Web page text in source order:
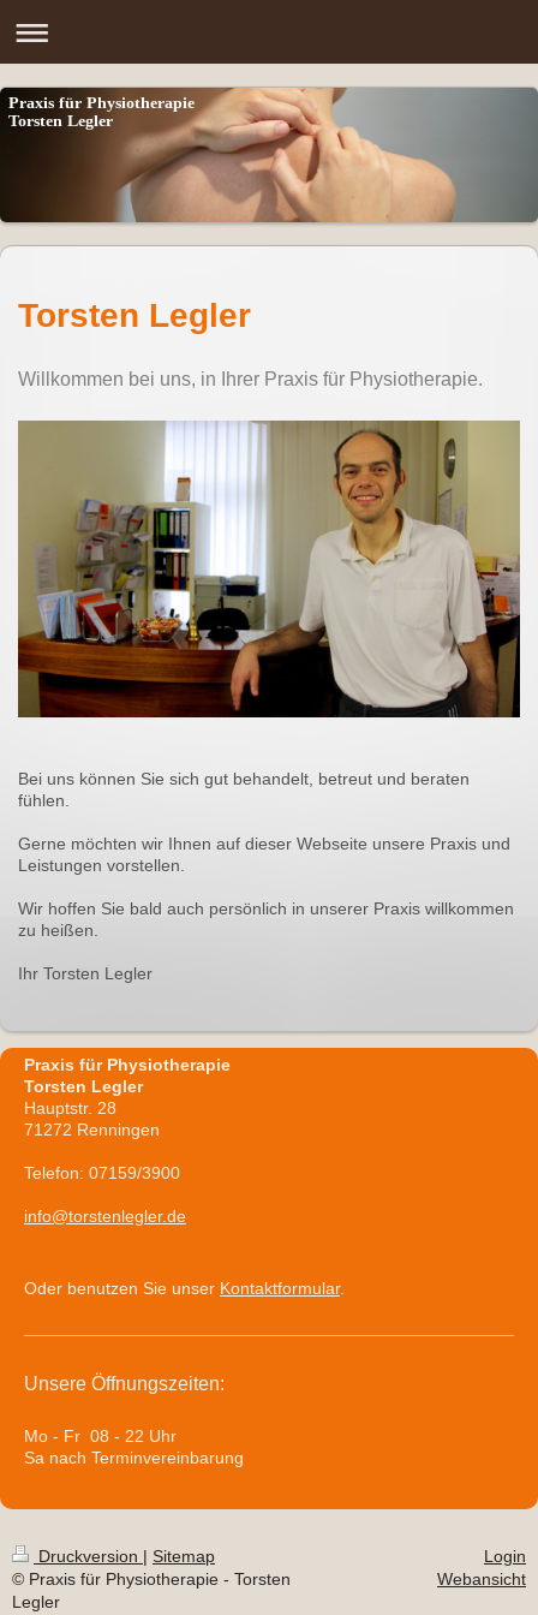
Praxis für Physiotherapie
Torsten Legler
Torsten Legler
Willkommen bei uns, in Ihrer Praxis für Physiotherapie.
Bei uns können Sie sich gut behandelt, betreut und beraten
fühlen.
Gerne möchten wir Ihnen auf dieser Webseite unsere Praxis und
Leistungen vorstellen.
Wir hoffen Sie bald auch persönlich in unserer Praxis willkommen
zu heißen.
Ihr Torsten Legler
Praxis für Physiotherapie
Torsten Legler
Hauptstr. 28
71272 Renningen
Telefon: 07159/3900
info@torstenlegler.de
Oder benutzen Sie unser Kontaktformular.
Unsere Öffnungszeiten:
Mo - Fr 08 - 22 Uhr
Sa nach Terminvereinbarung
Druckversion | Sitemap
© Praxis für Physiotherapie - Torsten
Legler
Login
Webansicht